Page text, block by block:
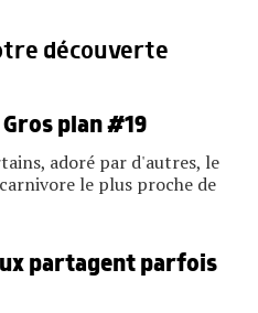
découverte
plan #19
adoré par d'autres, le
le plus proche de
partagent parfois